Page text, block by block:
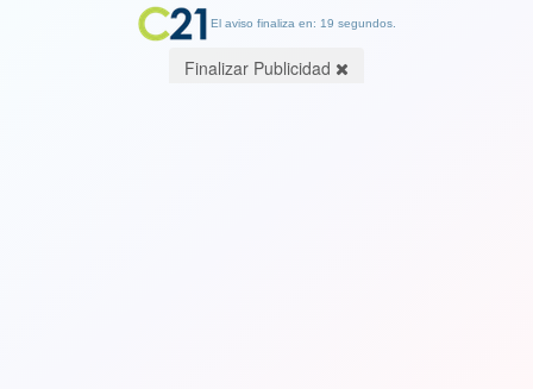
El aviso finaliza en: 19 segundos.
Finalizar Publicidad